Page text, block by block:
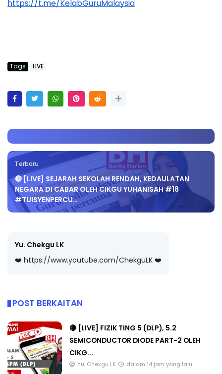
https://t.me/KelabGuruMalaysia
Tags LIVE
Terbaru
🔴 [LIVE] SEJARAH SEKOLAH RENDAH, KEDAULATAN
NEGARA DI CABAR OLEH CIKGU YUHANISAH #18
#TUISYENPERCU…
Yu. Chekgu LK
❤️ https://www.youtube.com/ChekguLK ❤️
POST BERKAITAN
🔴 [LIVE] FIZIK TING 5 (DLP), 5.2
SEMICONDUCTOR DIODE PART-2 OLEH
CIKG...
Yu. Chekgu LK dalam 14 jam yang lalu